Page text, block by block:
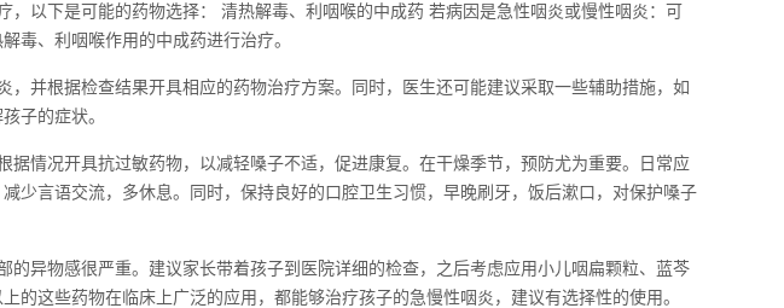
，以下是可能的药物选择： 清热解毒、利咽喉的中成药 若病因是急性咽炎或慢性咽炎：可
毒、利咽喉作用的中成药进行治疗。
并根据检查结果开具相应的药物治疗方案。同时，医生还可能建议采取一些辅助措施，如
子的症状。
情况开具抗过敏药物，以减轻嗓子不适，促进康复。在干燥季节，预防尤为重要。日常应
少言语交流，多休息。同时，保持良好的口腔卫生习惯，早晚刷牙，饭后漱口，对保护嗓子
异物感很严重。建议家长带着孩子到医院详细的检查，之后考虑应用小儿咽扁颗粒、蓝芩
的这些药物在临床上广泛的应用，都能够治疗孩子的急慢性咽炎，建议有选择性的使用。